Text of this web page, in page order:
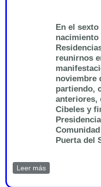
En el sexto
nacimiento
reunirnos
noviembre
partiendo,
anteriores,
Cibeles y
Puerta del
Leer mássobre Nota de